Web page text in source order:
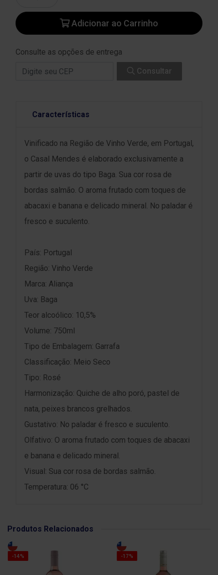
Adicionar ao Carrinho
Consulte as opções de entrega
Consultar
Características
Vinificado na Região de Vinho Verde, em Portugal,
o Casal Mendes é elaborado exclusivamente a
partir de uvas do tipo Baga. Sua cor rosa de
bordas salmão. O aroma frutado com toques de
abacaxi e banana e delicado mineral. No paladar é
fresco e suculento.
País: Portugal
Região: Vinho Verde
Marca: Aliança
Uva: Baga
Teor alcoólico: 10,5%
Volume: 750ml
Tipo de Embalagem: Garrafa
Classificação: Meio Seco
Tipo: Rosé
Harmonização: Quiche de alho poró, pastel de
nata, peixes brancos grelhados.
Gustativo: No paladar é fresco e suculento.
Olfativo: O aroma frutado com toques de abacaxi
e banana e delicado mineral.
Visual: Sua cor rosa de bordas salmão.
Temperatura: 06 °C
Produtos Relacionados
-14% -17%